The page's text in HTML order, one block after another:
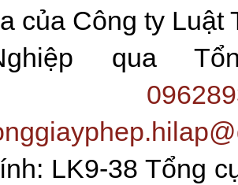
của Công ty Luật
qua
LK9-38 Tổng